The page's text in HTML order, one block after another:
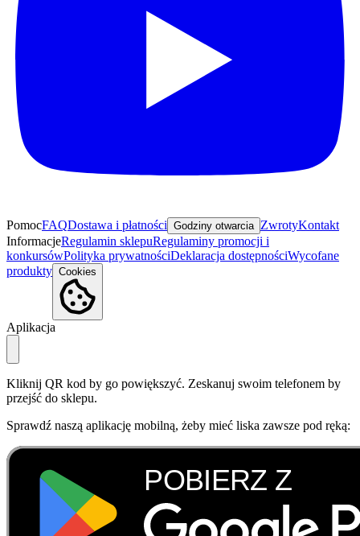
PomocFAQDostawa i płatności Godziny otwarcia ZwrotyKontakt
InformacjeRegulamin sklepuRegulaminy promocji i
konkursówPolityka prywatnościDeklaracja dostępnościWycofane
produkty Cookies
Aplikacja
Kliknij QR kod by go powiększyć. Zeskanuj swoim telefonem by
przejść do sklepu.
Sprawdź naszą aplikację mobilną, żeby mieć liska zawsze pod ręką: